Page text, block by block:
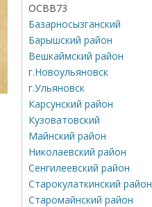
ОСВВ73
Базарносызганский
Барышский район
Вешкаймский район
г.Новоульяновск
г.Ульяновск
Карсунский район
Кузоватовский
Майнский район
Николаевский район
Сенгилеевский район
Старокулаткинский район
Старомайнский район